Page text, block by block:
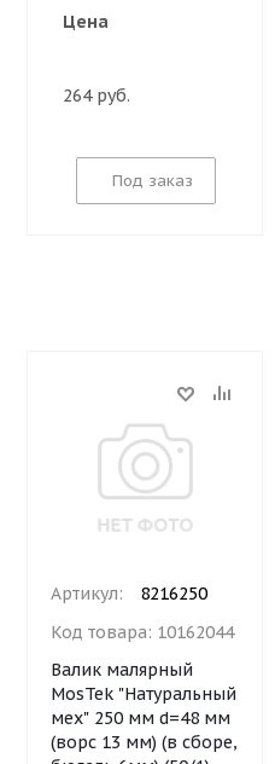
Цена
264 руб.
Под заказ
Артикул:
8216250
Код товара: 10162044
Валик малярный
MosTek "Натуральный
мех" 250 мм d=48 мм
(ворс 13 мм) (в сборе,